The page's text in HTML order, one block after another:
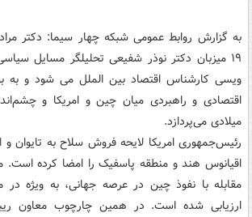
به گزارش روابط عمومی شبکه چهار سیما: دکتر
۱۹ میزبان دکتر نوذر شفیعی تحلیلگر مسایل
ویسی کارشناس اقتصاد بین الملل می شود و به
اقتصادی و راهبردی میان چین و امریکا و
میلادی می‌پردازد.
رئیس‌جمهوری امریکا لایحه فروش سلاح به تایوان و
مقابله با نفوذ چین در عرصه جهانی، به ویژه در
ارزیابی شده است. در همین چارچوب معاون